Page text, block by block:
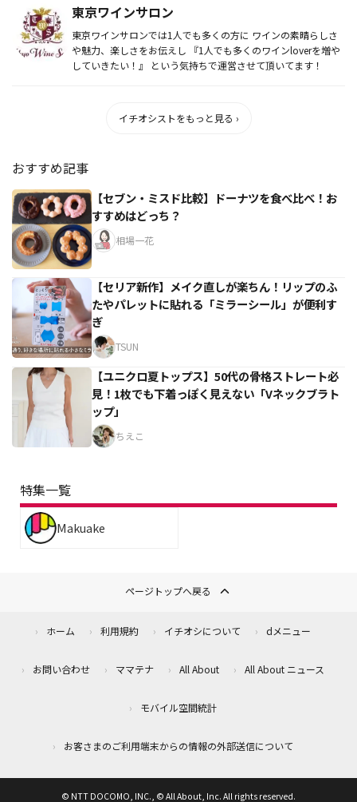
東京ワインサロン
東京ワインサロンでは1人でも多くの方に ワインの素晴らしさ
や魅力、楽しさをお伝えし 『1人でも多くのワインloverを増や
していきたい！』 という気持ちで運営させて頂いてます！
イチオシストをもっと見る ›
おすすめ記事
【セブン・ミスド比較】ドーナツを食べ比べ！お
すすめはどっち？
相場一花
【セリア新作】メイク直しが楽ちん！リップのふ
たやパレットに貼れる「ミラーシール」が便利す
ぎ
TSUN
【ユニクロ夏トップス】50代の骨格ストレート必
見！1枚でも下着っぽく見えない「Vネックブラト
ップ」
ちえこ
特集一覧
Makuake
ページトップへ戻る
ホーム 利用規約 イチオシについて dメニュー
お問い合わせ ママテナ All About All About ニュース
モバイル空間統計
お客さまのご利用端末からの情報の外部送信について
© NTT DOCOMO, INC., © All About, Inc. All rights reserved.